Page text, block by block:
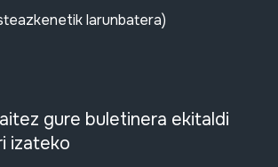
larunbatera)
gure buletinera ekitaldi
izateko